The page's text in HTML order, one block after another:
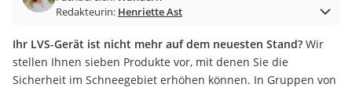
Air Bike
Trekkingschuhe Herren
Reisetasche mit Rollen
Klimmzugstation
Redakteurin: Henriette Ast
Ihr LVS-Gerät ist nicht mehr auf dem neuesten Stand? Wir
stellen Ihnen sieben Produkte vor, mit denen Sie die
Sicherheit im Schneegebiet erhöhen können. In Gruppen von